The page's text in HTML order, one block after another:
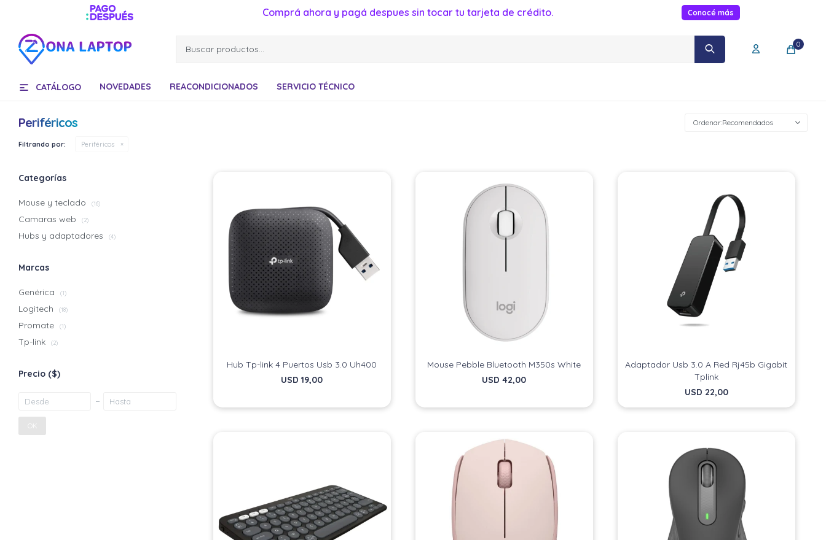
Comprá ahora y pagá despues sin tocar tu tarjeta de crédito. Conocé más
CATÁLOGO NOVEDADES REACONDICIONADOS SERVICIO TÉCNICO
0
Periféricos Recomendados
Filtrando por: Periféricos
Hub Tp-link 4 Puertos Usb 3.0 Uh400
USD 19,00
Mouse Pebble Bluetooth M350s White
USD 42,00
Adaptador Usb 3.0 A Red Rj45b Gigabit
Tplink
USD 22,00
Categorías
Mouse y teclado (16)
Camaras web (2)
Hubs y adaptadores (4)
Marcas
Genérica (1)
Logitech (18)
Promate (1)
Tp-link (2)
Precio ($)
OK